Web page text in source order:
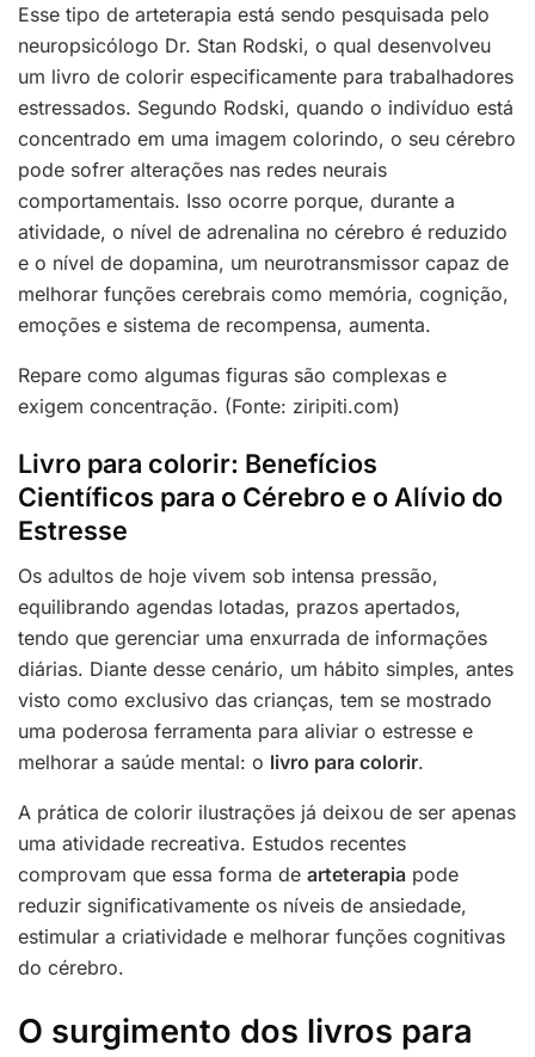
Esse tipo de arteterapia está sendo pesquisada pelo
neuropsicólogo Dr. Stan Rodski, o qual desenvolveu
um livro de colorir especificamente para trabalhadores
estressados. Segundo Rodski, quando o indivíduo está
concentrado em uma imagem colorindo, o seu cérebro
pode sofrer alterações nas redes neurais
comportamentais. Isso ocorre porque, durante a
atividade, o nível de adrenalina no cérebro é reduzido
e o nível de dopamina, um neurotransmissor capaz de
melhorar funções cerebrais como memória, cognição,
emoções e sistema de recompensa, aumenta.
Repare como algumas figuras são complexas e
exigem concentração. (Fonte: ziripiti.com)
Livro para colorir: Benefícios
Científicos para o Cérebro e o Alívio do
Estresse
Os adultos de hoje vivem sob intensa pressão,
equilibrando agendas lotadas, prazos apertados,
tendo que gerenciar uma enxurrada de informações
diárias. Diante desse cenário, um hábito simples, antes
visto como exclusivo das crianças, tem se mostrado
uma poderosa ferramenta para aliviar o estresse e
melhorar a saúde mental: o livro para colorir.
A prática de colorir ilustrações já deixou de ser apenas
uma atividade recreativa. Estudos recentes
comprovam que essa forma de arteterapia pode
reduzir significativamente os níveis de ansiedade,
estimular a criatividade e melhorar funções cognitivas
do cérebro.
O surgimento dos livros para